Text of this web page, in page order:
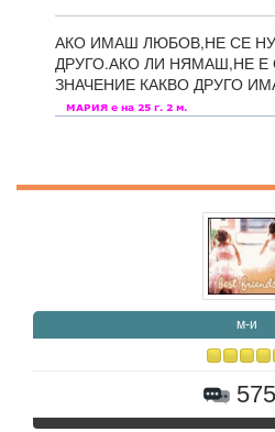
АКО ИМАШ ЛЮБОВ,НЕ СЕ
ДРУГО.АКО ЛИ НЯМАШ,НЕ
ЗНАЧЕНИЕ КАКВО ДРУГО
м-и